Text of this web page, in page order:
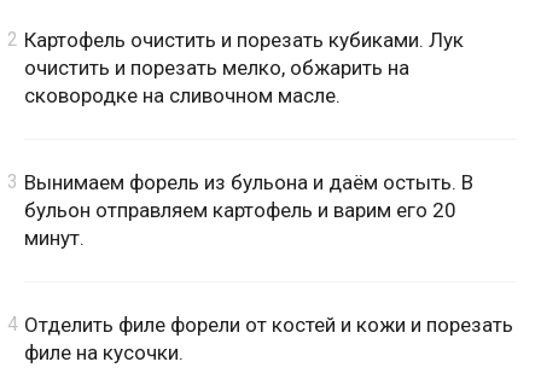
Картофель очистить и порезать кубиками. Лук
очистить и порезать мелко, обжарить на
сковородке на сливочном масле.
Вынимаем форель из бульона и даём остыть. В
бульон отправляем картофель и варим его 20
минут.
Отделить филе форели от костей и кожи и порезать
филе на кусочки.